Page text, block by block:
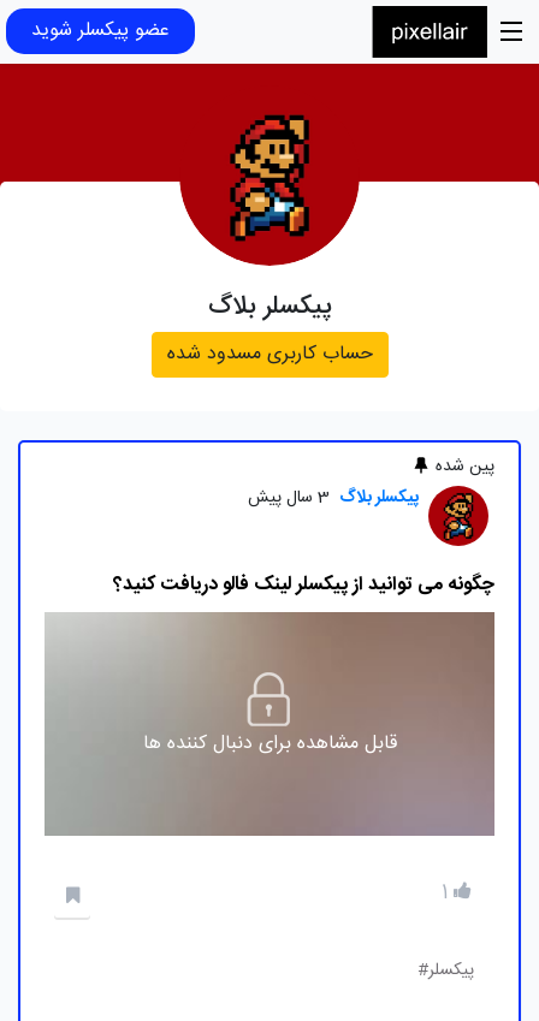
عضو پیکسلر شوید
پیکسلر بلاگ
حساب کاربری مسدود شده
پین شده
پیکسلر بلاگ 3 سال پیش
چگونه می توانید از پیکسلر لینک فالو دریافت کنید؟
قابل مشاهده برای دنبال کننده ها
1
پیکسلر#